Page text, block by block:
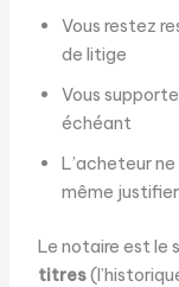
Vous restez
de litige
Vous
échéant
L’acheteur
même
Le notaire est le
titres